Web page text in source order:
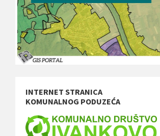
INTERNET STRANICA
KOMUNALNOG PODUZEĆA